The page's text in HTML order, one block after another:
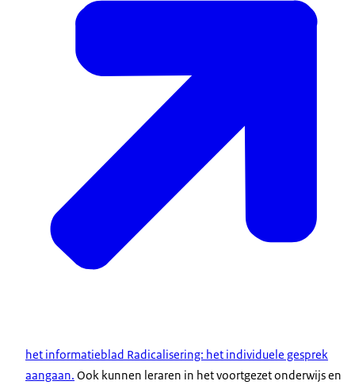
het informatieblad Radicalisering: het individuele gesprek
aangaan. Ook kunnen leraren in het voortgezet onderwijs en